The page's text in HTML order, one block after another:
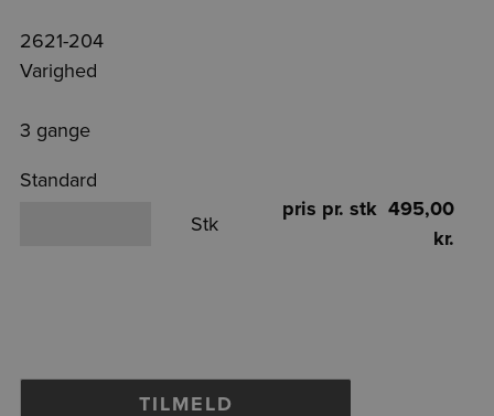
2621-204
Varighed
3 gange
Standard
Stk
pris pr. stk 495,00
kr.